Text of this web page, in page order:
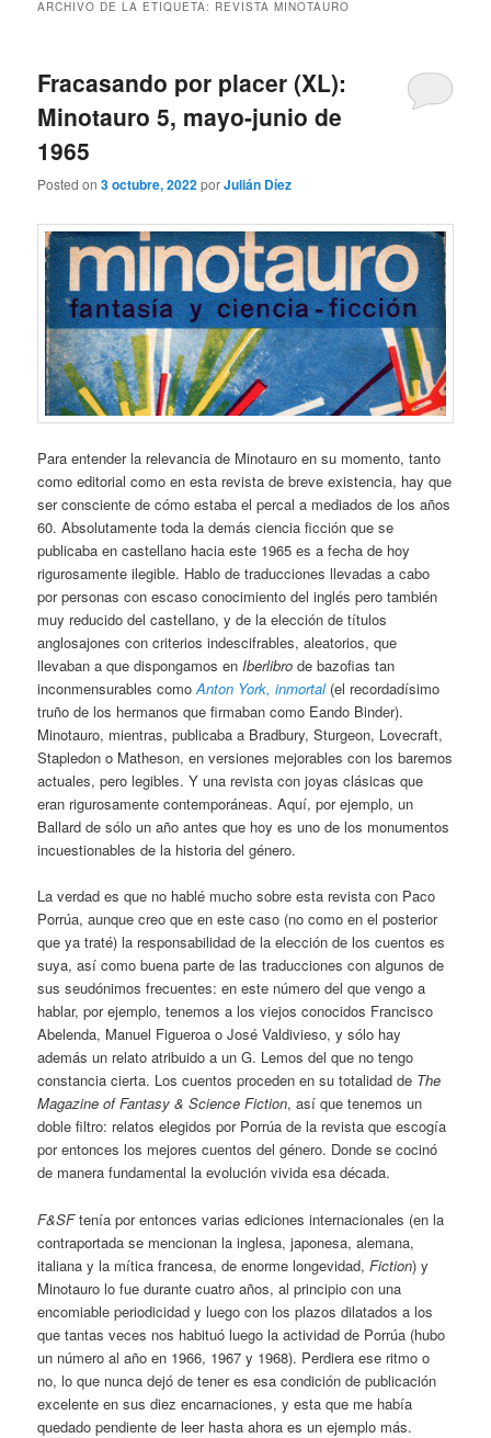
ARCHIVO DE LA ETIQUETA: REVISTA MINOTAURO
Fracasando por placer (XL):
Minotauro 5, mayo-junio de
1965
Posted on3 octubre, 2022porJulián Díez
Para entender la relevancia de Minotauro en su momento, tanto
como editorial como en esta revista de breve existencia, hay que
ser consciente de cómo estaba el percal a mediados de los años
60. Absolutamente toda la demás ciencia ficción que se
publicaba en castellano hacia este 1965 es a fecha de hoy
rigurosamente ilegible. Hablo de traducciones llevadas a cabo
por personas con escaso conocimiento del inglés pero también
muy reducido del castellano, y de la elección de títulos
anglosajones con criterios indescifrables, aleatorios, que
llevaban a que dispongamos enIberlibro de bazofias tan
inconmensurables comoAnton York, inmortal(el recordadísimo
truño de los hermanos que firmaban como Eando Binder).
Minotauro, mientras, publicaba a Bradbury, Sturgeon, Lovecraft,
Stapledon o Matheson, en versiones mejorables con los baremos
actuales, pero legibles. Y una revista con joyas clásicas que
eran rigurosamente contemporáneas. Aquí, por ejemplo, un
Ballard de sólo un año antes que hoy es uno de los monumentos
incuestionables de la historia del género.
La verdad es que no hablé mucho sobre esta revista con Paco
Porrúa, aunque creo que en este caso (no como en el posterior
que ya traté) la responsabilidad de la elección de los cuentos es
suya, así como buena parte de las traducciones con algunos de
sus seudónimos frecuentes: en este número del que vengo a
hablar, por ejemplo, tenemos a los viejos conocidos Francisco
Abelenda, Manuel Figueroa o José Valdivieso, y sólo hay
además un relato atribuido a un G. Lemos del que no tengo
constancia cierta. Los cuentos proceden en su totalidad de The
Magazine of Fantasy & Science Fiction, así que tenemos un
doble filtro: relatos elegidos por Porrúa de la revista que escogía
por entonces los mejores cuentos del género. Donde se cocinó
de manera fundamental la evolución vivida esa década.
F&SFtenía por entonces varias ediciones internacionales (en la
contraportada se mencionan la inglesa, japonesa, alemana,
italiana y la mítica francesa, de enorme longevidad,Fiction) y
Minotauro lo fue durante cuatro años, al principio con una
encomiable periodicidad y luego con los plazos dilatados a los
que tantas veces nos habituó luego la actividad de Porrúa (hubo
un número al año en 1966, 1967 y 1968). Perdiera ese ritmo o
no, lo que nunca dejó de tener es esa condición de publicación
excelente en sus diez encarnaciones, y esta que me había
quedado pendiente de leer hasta ahora es un ejemplo más.